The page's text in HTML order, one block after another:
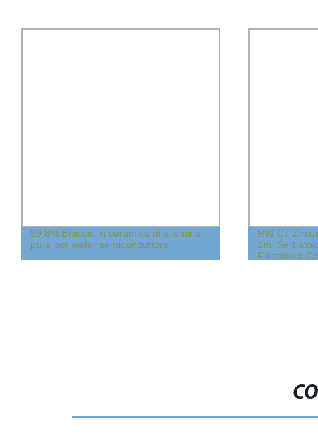
99.8% Braccio in ceramica di allumina
pura per wafer semiconduttore
RW C7
1ml
Filettatura